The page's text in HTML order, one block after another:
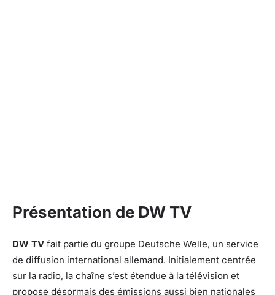
Présentation de DW TV
DW TV fait partie du groupe Deutsche Welle, un service
de diffusion international allemand. Initialement centrée
sur la radio, la chaîne s’est étendue à la télévision et
propose désormais des émissions aussi bien nationales